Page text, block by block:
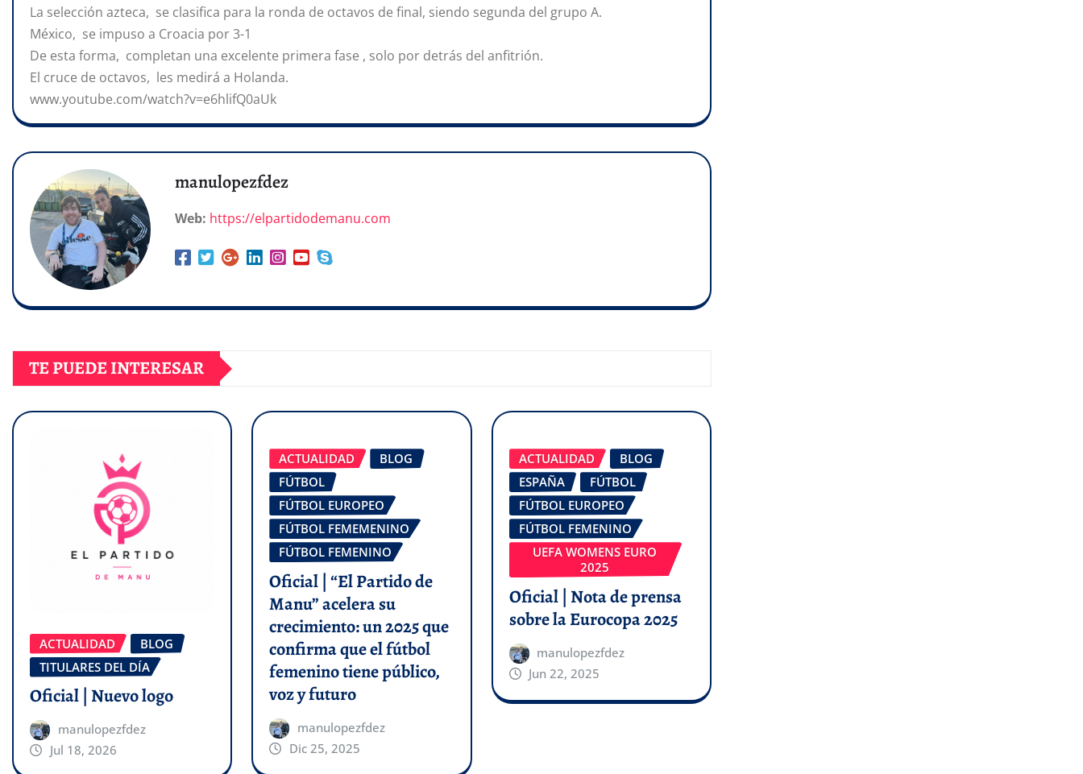
La selección azteca, se clasifica para la ronda de octavos de final, siendo segunda del grupo A.
México, se impuso a Croacia por 3-1
De esta forma, completan una excelente primera fase , solo por detrás del anfitrión.
El cruce de octavos, les medirá a Holanda.
www.youtube.com/watch?v=e6hlifQ0aUk
manulopezfdez
Web: https://elpartidodemanu.com
TE PUEDE INTERESAR
ACTUALIDAD
BLOG
TITULARES DEL DÍA
Oficial | Nuevo logo
manulopezfdez
Jul 18, 2026
ACTUALIDAD
BLOG
FÚTBOL
FÚTBOL EUROPEO
FÚTBOL FEMEMENINO
FÚTBOL FEMENINO
Oficial | “El Partido de
Manu” acelera su
crecimiento: un 2025 que
confirma que el fútbol
femenino tiene público,
voz y futuro
manulopezfdez
Dic 25, 2025
ACTUALIDAD
BLOG
ESPAÑA
FÚTBOL
FÚTBOL EUROPEO
FÚTBOL FEMENINO
UEFA WOMENS EURO
2025
Oficial | Nota de prensa
sobre la Eurocopa 2025
manulopezfdez
Jun 22, 2025